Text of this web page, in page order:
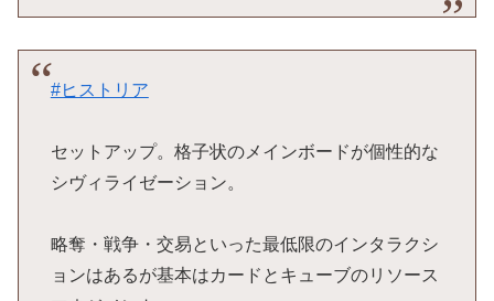
#ヒストリア
セットアップ。格子状のメインボードが個性的な
シヴィライゼーション。
略奪・戦争・交易といった最低限のインタラクシ
ョンはあるが基本はカードとキューブのリソース